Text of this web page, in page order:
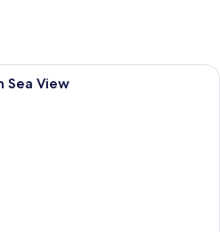
Una camera da letto con un letto,
Sea View